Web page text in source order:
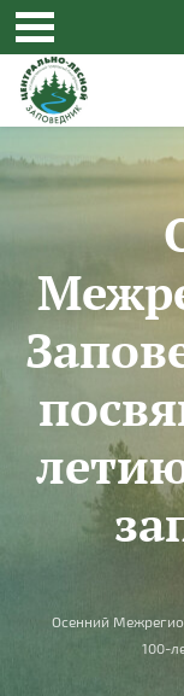
Skip to main content
You are
Осенний
100-